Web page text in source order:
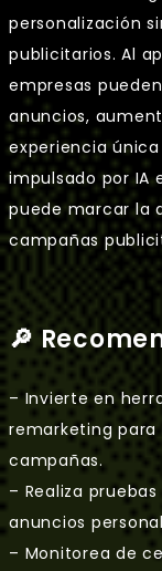
personalización
publicitarios. Al
empresas
anuncios,
experiencia
impulsado por IA
puede marcar la
campañas
🔎
– Invierte en
remarketing para
campañas.
– Realiza
anuncios
– Monitorea de